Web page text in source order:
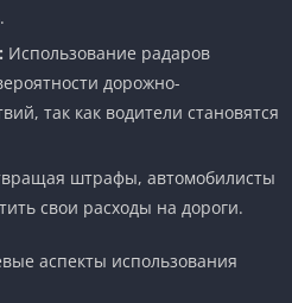
Использование радаров
дорожно-
так как водители становятся
штрафы, автомобилисты
свои расходы на дороги.
аспекты использования